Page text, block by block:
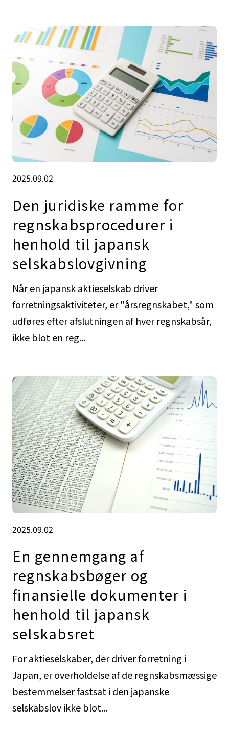
2025.09.02
Den juridiske ramme for
regnskabsprocedurer i
henhold til japansk
selskabslovgivning
Når en japansk aktieselskab driver
forretningsaktiviteter, er "årsregnskabet," som
udføres efter afslutningen af hver regnskabsår,
ikke blot en reg...
2025.09.02
En gennemgang af
regnskabsbøger og
finansielle dokumenter i
henhold til japansk
selskabsret
For aktieselskaber, der driver forretning i
Japan, er overholdelse af de regnskabsmæssige
bestemmelser fastsat i den japanske
selskabslov ikke blot...